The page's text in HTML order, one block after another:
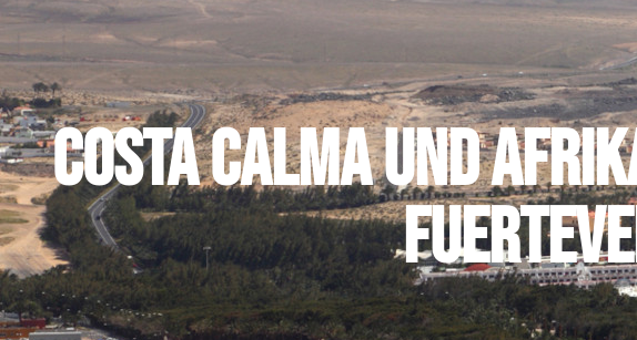
Costa Calma und